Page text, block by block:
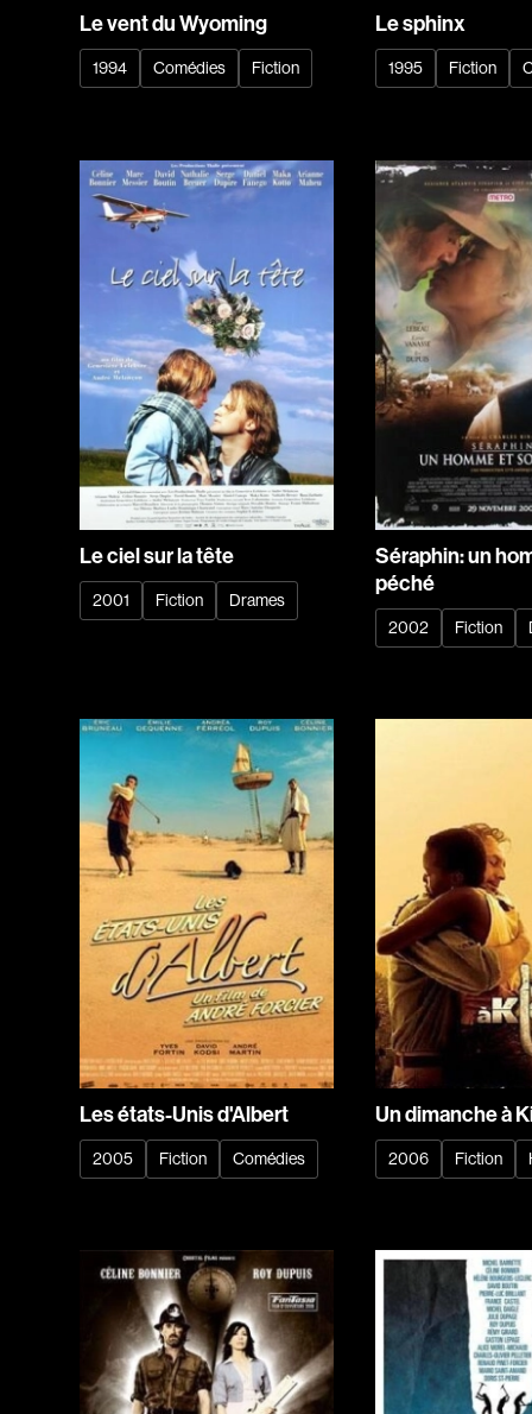
Le vent du Wyoming
1994 Comédies Fiction
Le sphinx
1995 Fiction
Le ciel sur la tête
2001 Fiction Drames
Séraphin: un
péché
2002 Fiction
Les états-Unis d'Albert
2005 Fiction Comédies
Un dimanche à
2006 Fiction